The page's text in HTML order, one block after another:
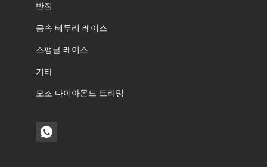
반점
금속 테두리 레이스
스팽글 레이스
기타
모조 다이아몬드 트리밍